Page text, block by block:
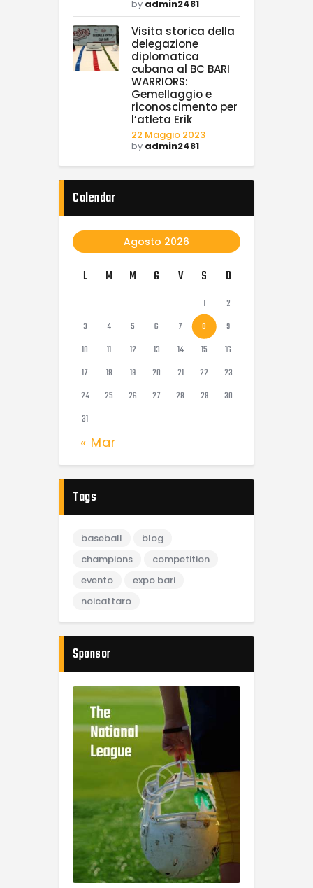
by admin2481
Visita storica della
delegazione
diplomatica
cubana al BC BARI
WARRIORS:
Gemellaggio e
riconoscimento per
l’atleta Erik
22 Maggio 2023
by admin2481
Calendar
Agosto 2026
L M M G V S D
1
2
3
4 5 6 7 8
9
10
11 12 13 14 15
16
17
18 19 20 21 22
23
24
25 26 27 28 29
30
31
« Mar
Tags
baseball
blog
champions
competition
evento
expo bari
noicattaro
Sponsor